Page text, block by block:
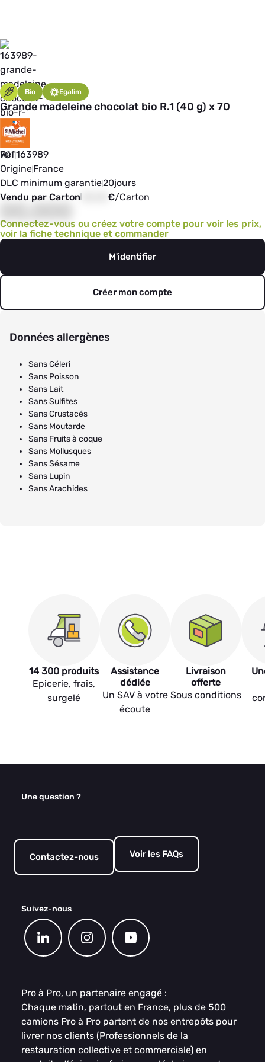
Bio Egalim
Grande madeleine chocolat bio R.1 (40 g) x 70
Réf163989
OrigineFrance
DLC minimum garantie20jours
Vendu par Carton
€/Carton
Connectez-vous ou créez votre compte pour voir les prix,
voir la fiche technique et commander
M'identifier
Créer mon compte
Données allergènes
Sans Céleri
Sans Poisson
Sans Lait
Sans Sulfites
Sans Crustacés
Sans Moutarde
Sans Fruits à coque
Sans Mollusques
Sans Sésame
Sans Lupin
Sans Arachides
14 300 produits
Epicerie, frais,
surgelé
Assistance
dédiée
Un SAV à votre
écoute
Livraison
offerte
Sous conditions
Une question ?
Contactez-nous Voir les FAQs
Suivez-nous
Pro à Pro, un partenaire engagé :
Chaque matin, partout en France, plus de 500
camions Pro à Pro partent de nos entrepôts pour
livrer nos clients (Professionnels de la
restauration collective et commerciale) en